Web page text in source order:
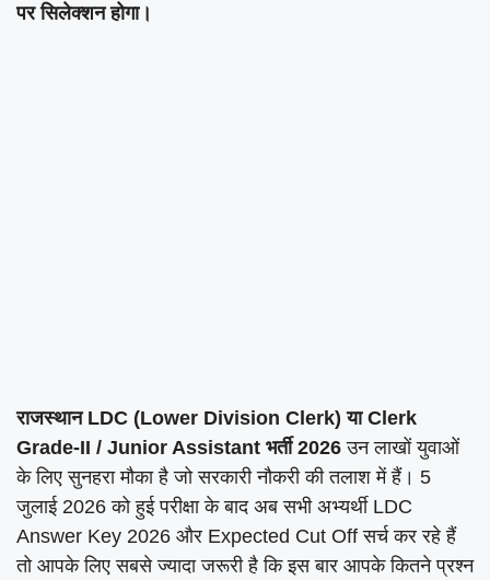
पर सिलेक्शन होगा।
राजस्थान LDC (Lower Division Clerk) या Clerk
Grade-II / Junior Assistant भर्ती 2026 उन लाखों युवाओं
के लिए सुनहरा मौका है जो सरकारी नौकरी की तलाश में हैं। 5
जुलाई 2026 को हुई परीक्षा के बाद अब सभी अभ्यर्थी LDC
Answer Key 2026 और Expected Cut Off सर्च कर रहे हैं
तो आपके लिए सबसे ज्यादा जरूरी है कि इस बार आपके कितने प्रश्न